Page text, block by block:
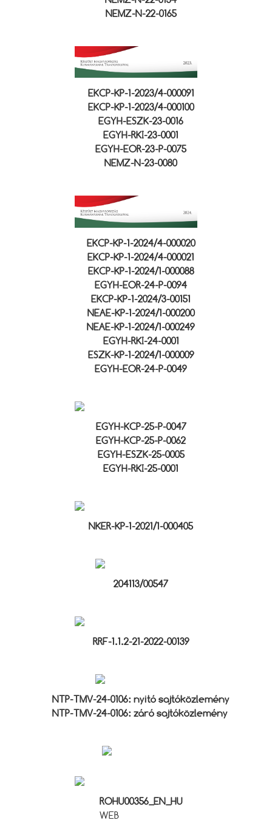
NEMZ-N-22-0165
EKCP-KP-1-2023/4-000091
EKCP-KP-1-2023/4-000100
EGYH-ESZK-23-0016
EGYH-RKI-23-0001
EGYH-EOR-23-P-0075
NEMZ-N-23-0080
EKCP-KP-1-2024/4-000020
EKCP-KP-1-2024/4-000021
EKCP-KP-1-2024/1-000088
EGYH-EOR-24-P-0094
EKCP-KP-1-2024/3-00151
NEAE-KP-1-2024/1-000200
NEAE-KP-1-2024/1-000249
EGYH-RKI-24-0001
ESZK-KP-1-2024/1-000009
EGYH-EOR-24-P-0049
EGYH-KCP-25-P-0047
EGYH-KCP-25-P-0062
EGYH-ESZK-25-0005
EGYH-RKI-25-0001
NKER-KP-1-2021/1-000405
204113/00547
RRF-1.1.2-21-2022-00139
NTP-TMV-24-0106: nyitó sajtóközlemény
NTP-TMV-24-0106: záró sajtóközlemény
ROHU00356_EN_HU
WEB